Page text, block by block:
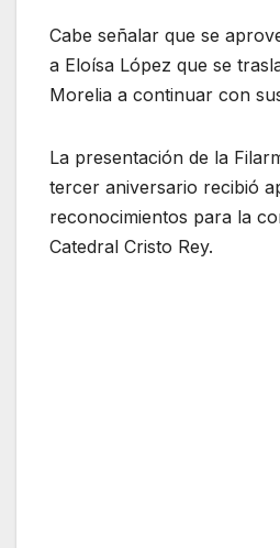
Cabe señalar que se
a Eloísa López que se
Morelia a continuar con
La presentación de la
tercer aniversario recibió
reconocimientos para la
Catedral Cristo Rey.